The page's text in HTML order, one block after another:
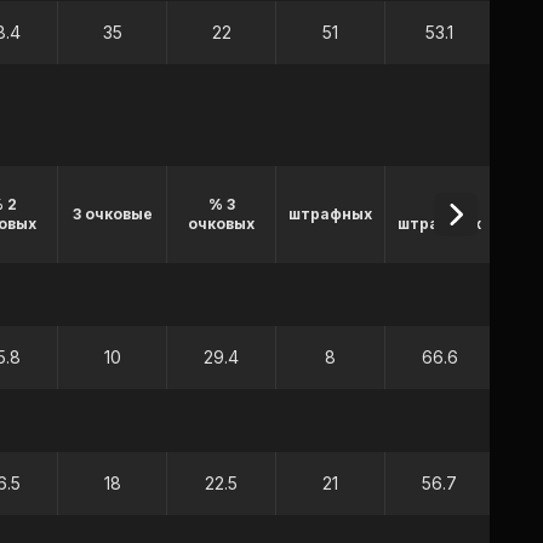
35 22 51 53.1
2
3 очковые
% 3
очковых
штрафных
штрафных
10 29.4 8 66.6
18 22.5 21 56.7